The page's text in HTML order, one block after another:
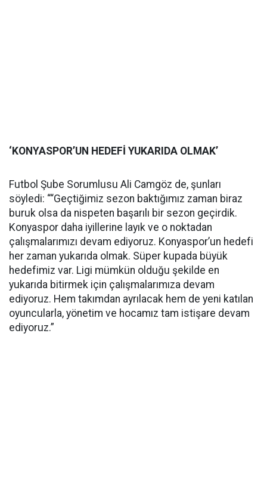
‘KONYASPOR’UN HEDEFİ YUKARIDA OLMAK’
Futbol Şube Sorumlusu Ali Camgöz de, şunları
söyledi: ““Geçtiğimiz sezon baktığımız zaman biraz
buruk olsa da nispeten başarılı bir sezon geçirdik.
Konyaspor daha iyillerine layık ve o noktadan
çalışmalarımızı devam ediyoruz. Konyaspor’un hedefi
her zaman yukarıda olmak. Süper kupada büyük
hedefimiz var. Ligi mümkün olduğu şekilde en
yukarıda bitirmek için çalışmalarımıza devam
ediyoruz. Hem takımdan ayrılacak hem de yeni katılan
oyuncularla, yönetim ve hocamız tam istişare devam
ediyoruz.”